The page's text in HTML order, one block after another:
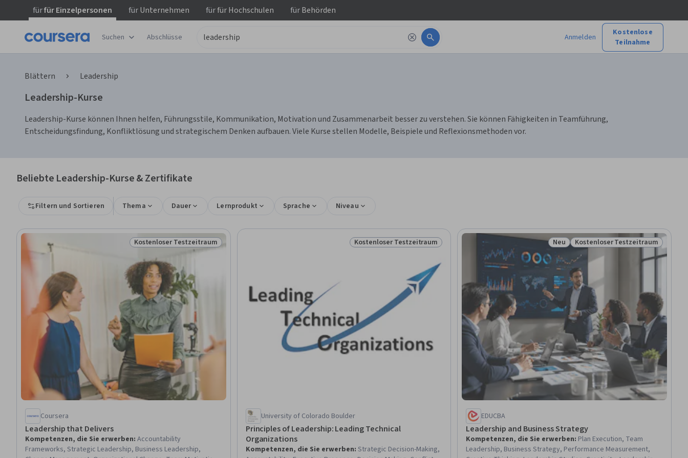
fürfür Einzelpersonen fürUnternehmen fürfür Hochschulen fürBehörden
Suchen Abschlüsse Anmelden
Kostenlose
Teilnahme
Blättern Leadership
Leadership-Kurse
Leadership-Kurse können Ihnen helfen, Führungsstile, Kommunikation, Motivation und Zusammenarbeit besser zu verstehen. Sie können Fähigkeiten in Teamführung,
Entscheidungsfindung, Konfliktlösung und strategischem Denken aufbauen. Viele Kurse stellen Modelle, Beispiele und Reflexionsmethoden vor.
Beliebte Leadership-Kurse & Zertifikate
Filtern und Sortieren Thema Dauer Lernprodukt Sprache Niveau
Status: Kostenloser Testzeitraum
Kostenloser Testzeitraum
Coursera
Leadership that Delivers
Kompetenzen, die Sie erwerben: Accountability
Frameworks, Strategic Leadership, Business Leadership,
Status: Kostenloser Testzeitraum
Kostenloser Testzeitraum
University of Colorado Boulder
Principles of Leadership: Leading Technical
Organizations
Kompetenzen, die Sie erwerben: Strategic Decision-Making,
Status: Neu
Neu Status: Kostenloser
Kostenloser Testzeitraum
EDUCBA
Leadership and Business Strategy
Kompetenzen, die Sie erwerben: Plan Execution, Team
Leadership, Business Strategy, Performance Measurement,